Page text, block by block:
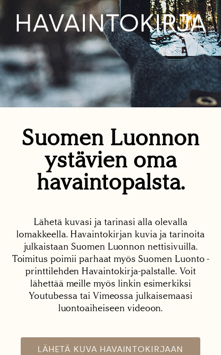
HAVAINTOKIRJA
Suomen Luonnon
ystävien oma
havaintopalsta.
Lähetä kuvasi ja tarinasi alla olevalla
lomakkeella. Havaintokirjan kuvia ja tarinoita
julkaistaan Suomen Luonnon nettisivuilla.
Toimitus poimii parhaat myös Suomen Luonto -
printtilehden Havaintokirja-palstalle. Voit
lähettää meille myös linkin esimerkiksi
Youtubessa tai Vimeossa julkaisemaasi
luontoaiheiseen videoon.
LÄHETÄ KUVA HAVAINTOKIRJAAN